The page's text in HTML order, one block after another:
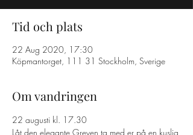
Tid och plats
22 Aug 2020, 17:30
Köpmantorget, 111 31 Stockholm, Sverige
Om vandringen
22 augusti kl. 17.30
Låt den elegante Greven ta med er på en kuslig